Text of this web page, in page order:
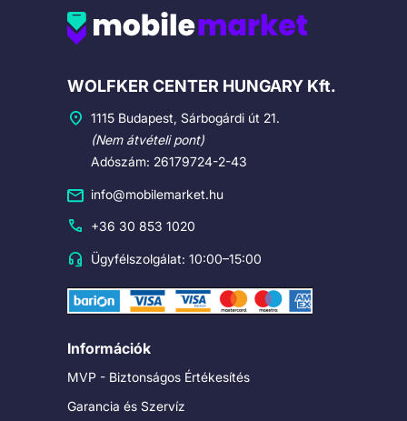
Cégadatok
WOLFKER CENTER HUNGARY Kft.
1115 Budapest, Sárbogárdi út 21.
(Nem átvételi pont)
Adószám: 26179724-2-43
info@mobilemarket.hu
+36 30 853 1020
Ügyfélszolgálat: 10:00–15:00
Információk
MVP - Biztonságos Értékesítés
Garancia és Szervíz